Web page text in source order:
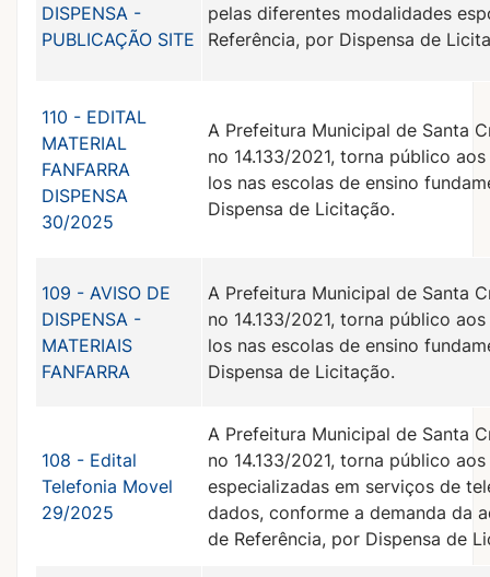
DISPENSA -
PUBLICAÇÃO SITE
pelas diferentes modalidades
Referência, por Dispensa de
110 - EDITAL
MATERIAL
FANFARRA
DISPENSA
30/2025
A Prefeitura Municipal de Santa
no 14.133/2021, torna público
los nas escolas de ensino
Dispensa de Licitação.
109 - AVISO DE
DISPENSA -
MATERIAIS
FANFARRA
A Prefeitura Municipal de Santa
no 14.133/2021, torna público
los nas escolas de ensino
Dispensa de Licitação.
108 - Edital
Telefonia Movel
29/2025
A Prefeitura Municipal de Santa
no 14.133/2021, torna público
especializadas em serviços de
dados, conforme a demanda da
de Referência, por Dispensa de